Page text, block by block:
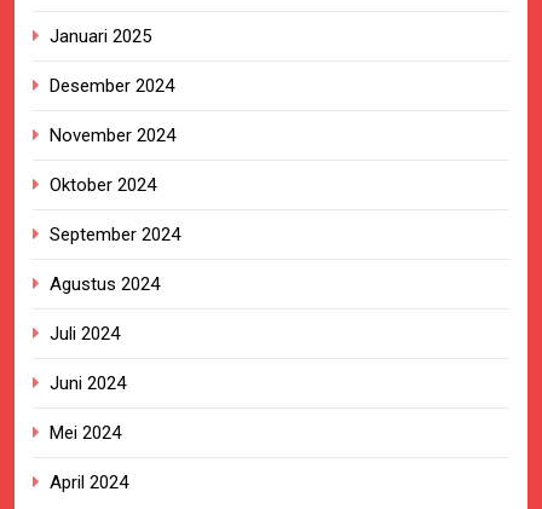
Januari 2025
Desember 2024
November 2024
Oktober 2024
September 2024
Agustus 2024
Juli 2024
Juni 2024
Mei 2024
April 2024